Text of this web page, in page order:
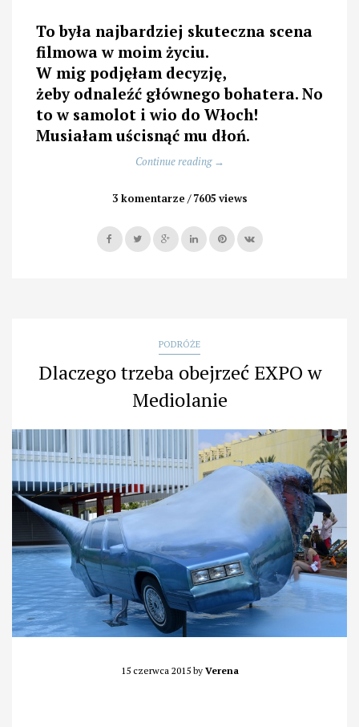
To była najbardziej skuteczna scena
filmowa w moim życiu.
W mig podjęłam decyzję,
żeby odnaleźć głównego bohatera. No
to w samolot i wio do Włoch!
Musiałam uścisnąć mu dłoń.
Continue reading „Czego
nie
na
etykietach.
→
3 komentarze 7605 views
PODRÓŻE
Dlaczego trzeba obejrzeć EXPO w
Mediolanie
15 czerwca 2015by Verena